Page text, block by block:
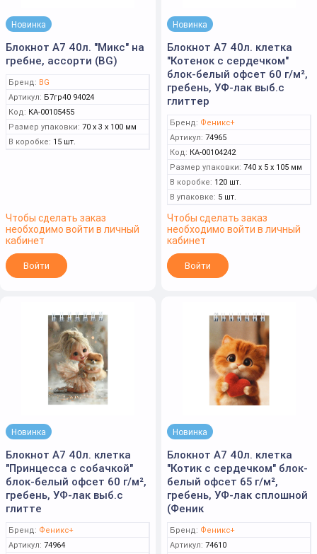
Новинка
Блокнот А7 40л. "Микс" на
гребне, ассорти (BG)
Бренд: BG
Артикул: Б7гр40 94024
Код: КА-00105455
Размер упаковки: 70 x 3 x 100 мм
В коробке: 15 шт.
Чтобы сделать заказ
необходимо войти в личный
кабинет
Войти
Новинка
Блокнот А7 40л. клетка
"Котенок с сердечком"
блок-белый офсет 60 г/м²,
гребень, УФ-лак выб.с
глиттер
Бренд: Феникс+
Артикул: 74965
Код: КА-00104242
Размер упаковки: 740 x 5 x 105 мм
В коробке: 120 шт.
В упаковке: 5 шт.
Чтобы сделать заказ
необходимо войти в личный
кабинет
Войти
Новинка
Блокнот А7 40л. клетка
"Принцесса с собачкой"
блок-белый офсет 60 г/м²,
гребень, УФ-лак выб.с
глитте
Бренд: Феникс+
Артикул: 74964
Новинка
Блокнот А7 40л. клетка
"Котик с сердечком" блок-
белый офсет 65 г/м²,
гребень, УФ-лак сплошной
(Феник
Бренд: Феникс+
Артикул: 74610